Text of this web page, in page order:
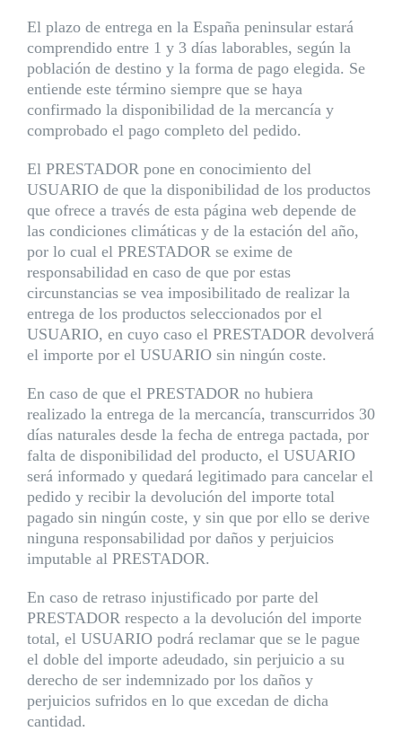
El plazo de entrega en la España peninsular estará
comprendido entre 1 y 3 días laborables, según la
población de destino y la forma de pago elegida. Se
entiende este término siempre que se haya
confirmado la disponibilidad de la mercancía y
comprobado el pago completo del pedido.
El PRESTADOR pone en conocimiento del
USUARIO de que la disponibilidad de los productos
que ofrece a través de esta página web depende de
las condiciones climáticas y de la estación del año,
por lo cual el PRESTADOR se exime de
responsabilidad en caso de que por estas
circunstancias se vea imposibilitado de realizar la
entrega de los productos seleccionados por el
USUARIO, en cuyo caso el PRESTADOR devolverá
el importe por el USUARIO sin ningún coste.
En caso de que el PRESTADOR no hubiera
realizado la entrega de la mercancía, transcurridos 30
días naturales desde la fecha de entrega pactada, por
falta de disponibilidad del producto, el USUARIO
será informado y quedará legitimado para cancelar el
pedido y recibir la devolución del importe total
pagado sin ningún coste, y sin que por ello se derive
ninguna responsabilidad por daños y perjuicios
imputable al PRESTADOR.
En caso de retraso injustificado por parte del
PRESTADOR respecto a la devolución del importe
total, el USUARIO podrá reclamar que se le pague
el doble del importe adeudado, sin perjuicio a su
derecho de ser indemnizado por los daños y
perjuicios sufridos en lo que excedan de dicha
cantidad.